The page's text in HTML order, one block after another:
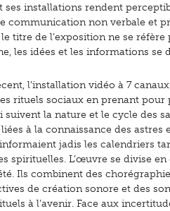
ses installations rendent
communication non verbale et
titre de l’exposition ne se
les idées et les informations
l’installation vidéo à 7 canaux
rituels sociaux en prenant
la nature et le cycle des
à la connaissance des astres
jadis les calendriers
spirituelles. L’œuvre se divise
Ils combinent des
de création sonore et des
à l’avenir. Face aux